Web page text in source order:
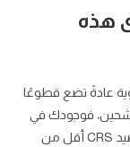
هذه
عادةً تضع قطوعًا
فوجودك في
مهنة مؤهلة قد يسمح بالحصول على ITA برصيد CRS أقل من